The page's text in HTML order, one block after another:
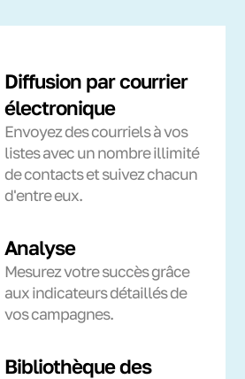
Diffusion par courrier
électronique
Envoyez des courriels à vos
listes avec un nombre illimité
de contacts et suivez chacun
d'entre eux.
Analyse
Mesurez votre succès grâce
aux indicateurs détaillés de
vos campagnes.
Bibliothèque des